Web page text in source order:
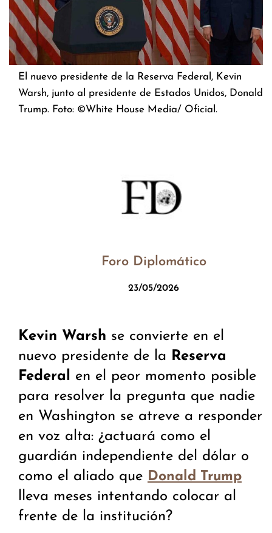
El nuevo presidente de la Reserva Federal, Kevin
Warsh, junto al presidente de Estados Unidos, Donald
Trump. Foto: ©White House Media/ Oficial.
Foro Diplomático
23/05/2026
Kevin Warsh se convierte en el
nuevo presidente de la Reserva
Federal en el peor momento posible
para resolver la pregunta que nadie
en Washington se atreve a responder
en voz alta: ¿actuará como el
guardián independiente del dólar o
como el aliado que Donald Trump
lleva meses intentando colocar al
frente de la institución?